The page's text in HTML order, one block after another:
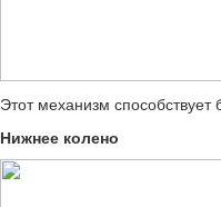
Этот механизм
Нижнее колено